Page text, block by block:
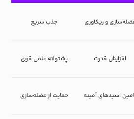
و ریکاوری جذب سریع
افزایش قدرت پشتوانه علمی قوی
اسیدهای آمینه حمایت از عضله‌سازی